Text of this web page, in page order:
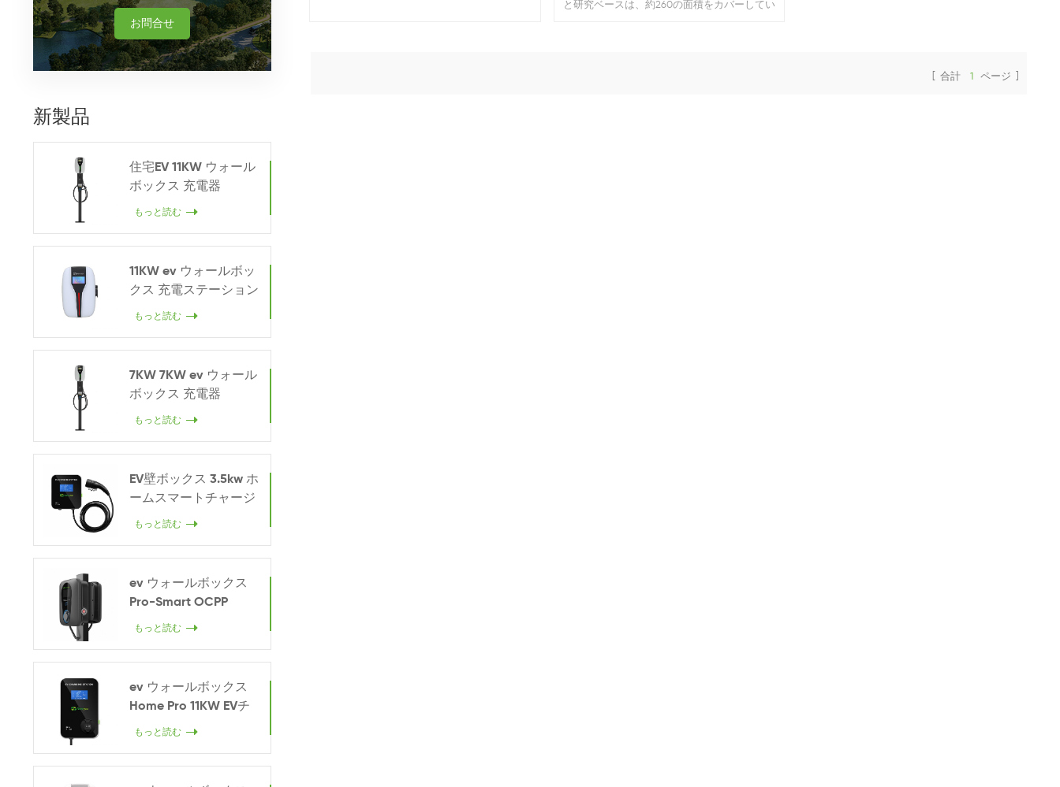
お問合せ
新製品
住宅EV 11KW ウォール
ボックス 充電器
もっと読む
11KW ev ウォールボッ
クス 充電ステーション
もっと読む
7KW 7KW ev ウォール
ボックス 充電器
もっと読む
EV壁ボックス 3.5kw ホ
ームスマートチャージ
ャー
もっと読む
ev ウォールボックス
Pro-Smart OCPP
22KW
もっと読む
ev ウォールボックス
Home Pro 11KW EVチ
ャージャー
もっと読む
と研究ベースは、約260の面積をカバーしてい
[ 合計
1 ページ ]